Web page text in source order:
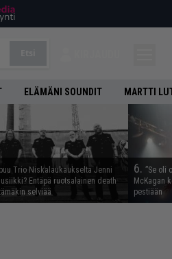
ELÄMÄNI SOUNDIT MARTTI
Trio Niskalaukaukselta Jenni
Entäpä ruotsalainen death
selviää
6. ”Se oli
McKagan
pestiään